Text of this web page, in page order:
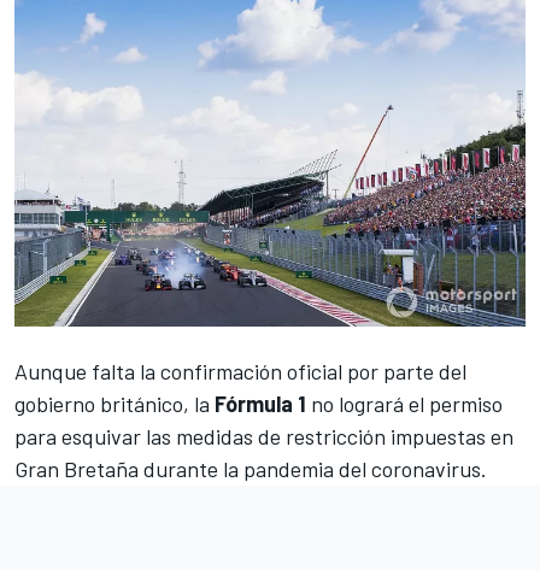
Aunque falta la confirmación oficial por parte del
gobierno británico, la Fórmula 1 no logrará el permiso
para esquivar las medidas de restricción impuestas en
Gran Bretaña durante la pandemia del coronavirus.